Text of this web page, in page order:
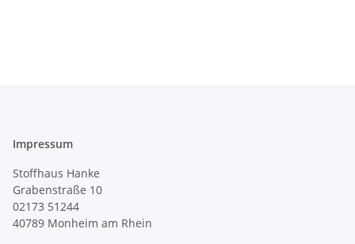
Impressum
Stoffhaus Hanke
Grabenstraße 10
02173 51244
40789 Monheim am Rhein